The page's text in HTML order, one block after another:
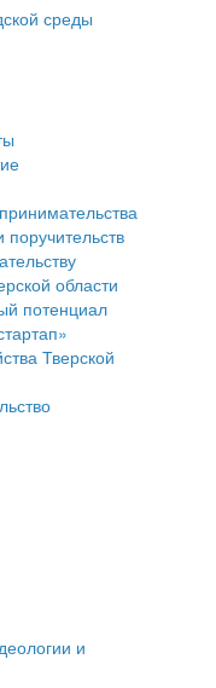
округа
учтенных
малого и
малого и
среды
области
потенциал
Тверской
и